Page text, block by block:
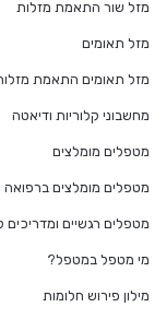
מזל שור התאמת מזלות
מזל תאומים
מזל תאומים התאמת
מחשבוני קלוריות ודיאטה
מטפלים מומלצים
מטפלים מומלצים
מטפלים רגשיים
מי מטפל במטפל?
מילון פירוש חלומות